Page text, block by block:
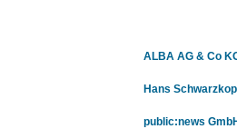
ALBA AG & Co
Hans
public:news